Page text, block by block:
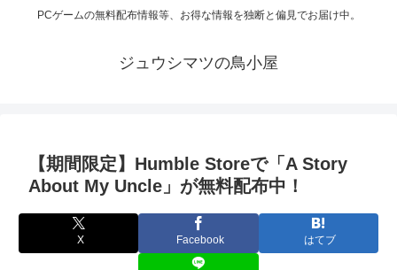
PCゲームの無料配布情報等、お得な情報を独断と偏見でお届け中。
ジュウシマツの鳥小屋
【期間限定】Humble Storeで「A Story
About My Uncle」が無料配布中！
X Facebook はてブ